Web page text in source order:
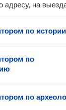
адресу, на
по
по
по